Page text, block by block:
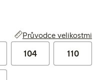
Průvodce velikostmi
104 110